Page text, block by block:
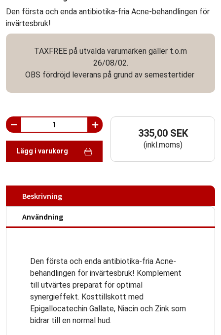
Den första och enda antibiotika-fria Acne-behandlingen för
invärtesbruk!
TAXFREE på utvalda varumärken gäller t.o.m
26/08/02.
OBS fördröjd leverans på grund av semestertider
Lägg i varukorg
335,00 SEK
(inkl.moms)
Beskrivning
Användning
Den första och enda antibiotika-fria Acne-
behandlingen för invärtesbruk! Komplement
till utvärtes preparat för optimal
synergieffekt. Kosttillskott med
Epigallocatechin Gallate, Niacin och Zink som
bidrar till en normal hud.